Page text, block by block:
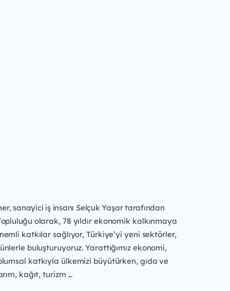
sanayici iş insanı Selçuk Yaşar tarafından
olarak, 78 yıldır ekonomik kalkınmaya
katkılar sağlıyor, Türkiye’yi yeni sektörler,
buluşturuyoruz. Yarattığımız ekonomi,
katkıyla ülkemizi büyütürken, gıda ve
kağıt, turizm ...